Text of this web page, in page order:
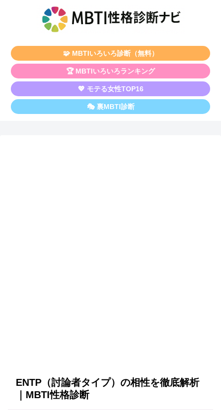
🧩 MBTIいろいろ診断（無料）
🏆 MBTIいろいろランキング
💖 モテる女性TOP16
🎭 裏MBTI診断
ENTP（討論者タイプ）の相性を徹底解析
｜MBTI性格診断